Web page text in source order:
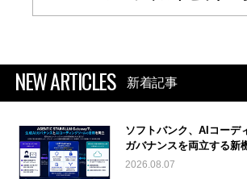
NEW ARTICLES 新着記事
ソフトバンク、AIコーデ
ガバナンスを両立する新
2026.08.07